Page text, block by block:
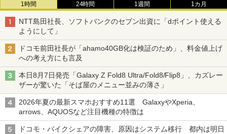
1時間 24時間 1週間 1カ月
NTT島田社長、ソフトバンクのセブン出資に「dポイント使える
ようにして」
ドコモ前田社長が「ahamo40GB化は検証のため」、料金値上げ
への考え方にも言及
本日8月7日発売「Galaxy Z Fold8 Ultra/Fold8/Flip8」、カズレー
ザーが驚いた「そば屋のメニュー並みの薄さ」
2026年夏の最新スマホおすすめ11選 GalaxyやXperia、
arrows、AQUOSなど注目機種の特徴は
ドコモ・バイクシェアの障害、原因はシステム移行 都内は明日